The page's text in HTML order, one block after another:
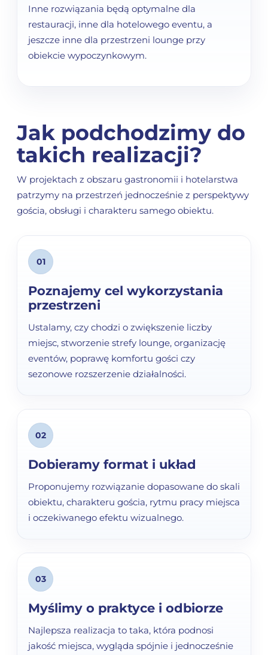
Inne rozwiązania będą optymalne dla
restauracji, inne dla hotelowego eventu, a
jeszcze inne dla przestrzeni lounge przy
obiekcie wypoczynkowym.
Jak podchodzimy do
takich realizacji?
W projektach z obszaru gastronomii i hotelarstwa
patrzymy na przestrzeń jednocześnie z perspektywy
gościa, obsługi i charakteru samego obiektu.
01
Poznajemy cel wykorzystania
przestrzeni
Ustalamy, czy chodzi o zwiększenie liczby
miejsc, stworzenie strefy lounge, organizację
eventów, poprawę komfortu gości czy
sezonowe rozszerzenie działalności.
02
Dobieramy format i układ
Proponujemy rozwiązanie dopasowane do skali
obiektu, charakteru gościa, rytmu pracy miejsca
i oczekiwanego efektu wizualnego.
03
Myślimy o praktyce i odbiorze
Najlepsza realizacja to taka, która podnosi
jakość miejsca, wygląda spójnie i jednocześnie